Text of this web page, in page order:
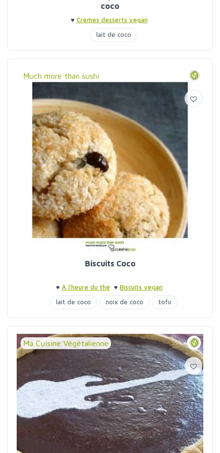
coco
♥ Crèmes desserts vegan
lait de coco
Much more than sushi
Biscuits Coco
♥ À l'heure du thé ♥ Biscuits vegan
lait de coco
noix de coco tofu
Ma Cuisine Végétalienne